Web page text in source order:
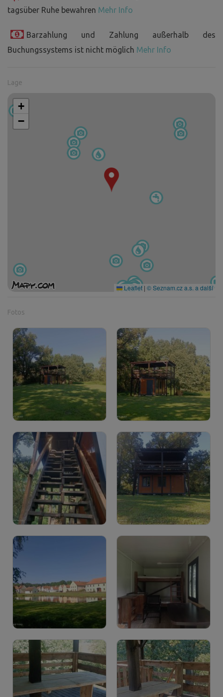
tagsüber Ruhe bewahren Mehr Info
Barzahlung und Zahlung außerhalb des
Buchungssystems ist nicht möglich Mehr Info
Lage
+
−
Leaflet | © Seznam.cz a.s. a další
Fotos